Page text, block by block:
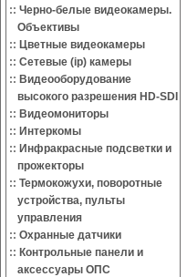
:: Черно-белые видеокамеры.
Объективы
:: Цветные видеокамеры
:: Сетевые (ip) камеры
:: Видеооборудование
высокого разрешения HD-SDI
:: Видеомониторы
:: Интеркомы
:: Инфракрасные подсветки и
прожекторы
:: Термокожухи, поворотные
устройства, пульты
управления
:: Охранные датчики
:: Контрольные панели и
аксессуары ОПС